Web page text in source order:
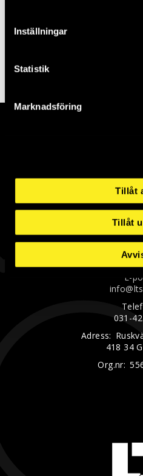
Inställningar
Statistik
Marknadsföring
Tillåt
Tillåt
Allt för
Komplett
LT Svets &
E-
031-
Adress:
418 34
Org.nr: